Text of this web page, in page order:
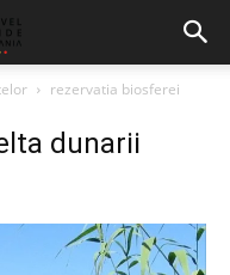
rezervatia biosferei
dunarii